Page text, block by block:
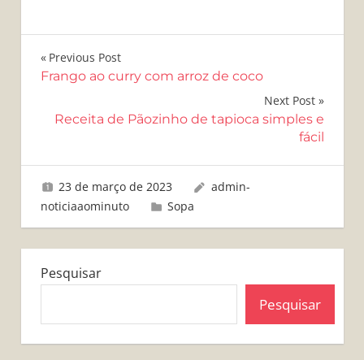
Navegação
Post
Previous Post
Frango ao curry com arroz de coco
Next Post
Receita de Pãozinho de tapioca simples e
fácil
23 de março de 2023
admin-
noticiaaominuto
Sopa
Pesquisar
Pesquisar